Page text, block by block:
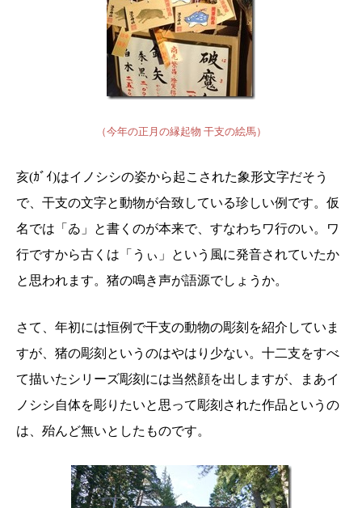
（今年の正月の縁起物 干支の絵馬）
亥(ｶﾞｲ)はイノシシの姿から起こされた象形文字だそう
で、干支の文字と動物が合致している珍しい例です。仮
名では「ゐ」と書くのが本来で、すなわちワ行のい。ワ
行ですから古くは「うぃ」という風に発音されていたか
と思われます。猪の鳴き声が語源でしょうか。
さて、年初には恒例で干支の動物の彫刻を紹介していま
すが、猪の彫刻というのはやはり少ない。十二支をすべ
て描いたシリーズ彫刻には当然顔を出しますが、まあイ
ノシシ自体を彫りたいと思って彫刻された作品というの
は、殆んど無いとしたものです。